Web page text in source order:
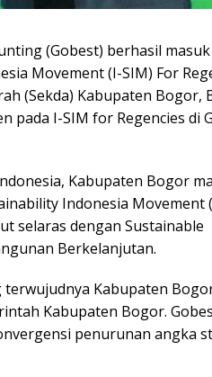
(Gobest) berhasil
Movement (I-SIM) For
(Sekda) Kabupaten Bogor,
pada I-SIM for Regencies di
Kabupaten Bogor
Indonesia Movement
selaras dengan Sustainable
Berkelanjutan.
Kabupaten
Kabupaten Bogor.
penurunan angka